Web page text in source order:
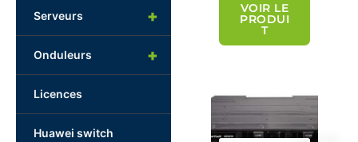
+
Serveurs
+
Onduleurs
Licences
Huawei switch
é
5
VOIR LE
PRODUI
T